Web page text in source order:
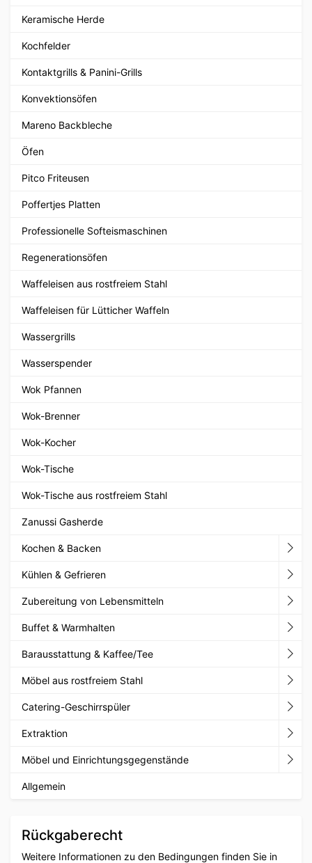
Keramische Herde
Kochfelder
Kontaktgrills & Panini-Grills
Konvektionsöfen
Mareno Backbleche
Öfen
Pitco Friteusen
Poffertjes Platten
Professionelle Softeismaschinen
Regenerationsöfen
Waffeleisen aus rostfreiem Stahl
Waffeleisen für Lütticher Waffeln
Wassergrills
Wasserspender
Wok Pfannen
Wok-Brenner
Wok-Kocher
Wok-Tische
Wok-Tische aus rostfreiem Stahl
Zanussi Gasherde
Kochen & Backen
Kühlen & Gefrieren
Zubereitung von Lebensmitteln
Buffet & Warmhalten
Barausstattung & Kaffee/Tee
Möbel aus rostfreiem Stahl
Catering-Geschirrspüler
Extraktion
Möbel und Einrichtungsgegenstände
Allgemein
Rückgaberecht
Weitere Informationen zu den Bedingungen finden Sie in